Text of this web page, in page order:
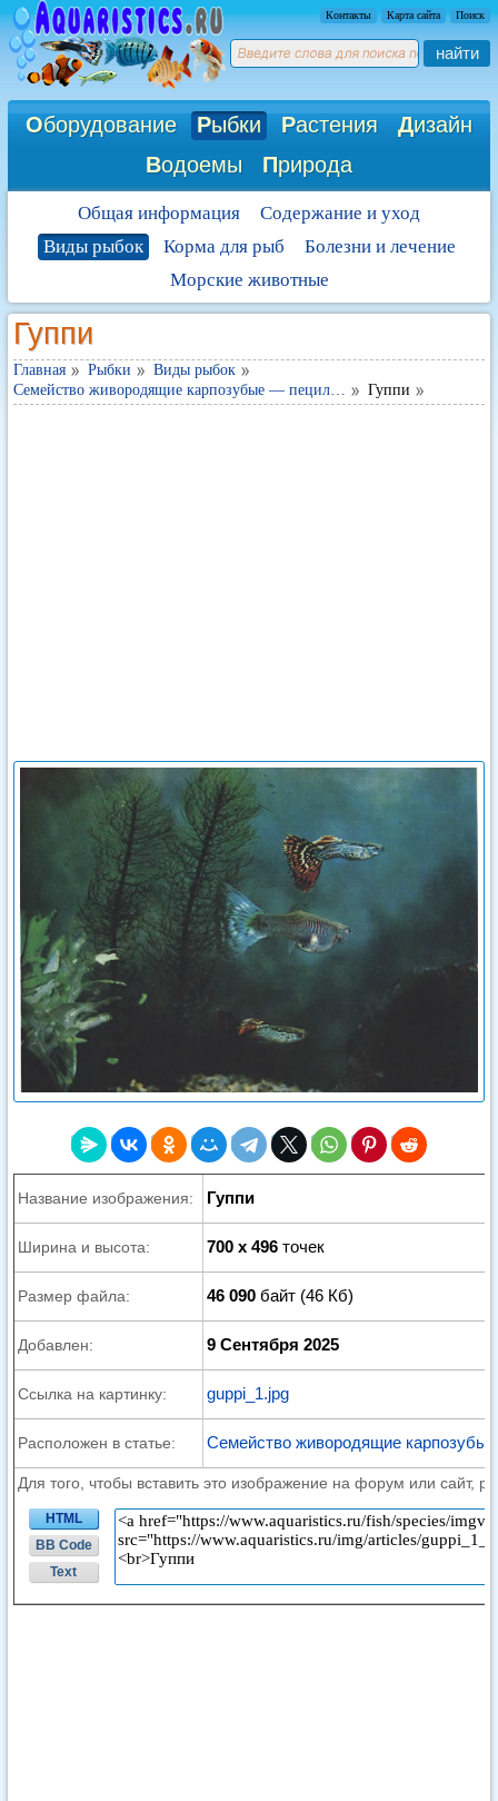
Контакты Карта сайта Поиск
найти
Оборудование Рыбки Растения Дизайн
Водоемы Природа
Общая информация
Содержание и уход
Виды рыбок
Корма для рыб
Болезни и лечение
Морские животные
Гуппи
Главная Рыбки
Виды рыбок
Семейство живородящие карпозубые — пецил…
Гуппи
Название изображения: Гуппи
Ширина и высота: 700 x 496 точек
Размер файла: 46 090 байт (46 Кб)
Добавлен: 9 Сентября 2025
Ссылка на картинку: guppi_1.jpg
Расположен в статье: Семейство живородящие
Для того, чтобы вставить это изображение на форум или сайт,
HTML
BB Code
Text